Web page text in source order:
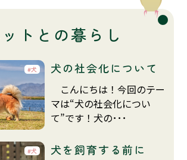
トとの暮らし
犬 犬の社会化について
こんにちは！今回のテー
マは“犬の社会化につい
て”です！犬の･･･
犬 犬を飼育する前に